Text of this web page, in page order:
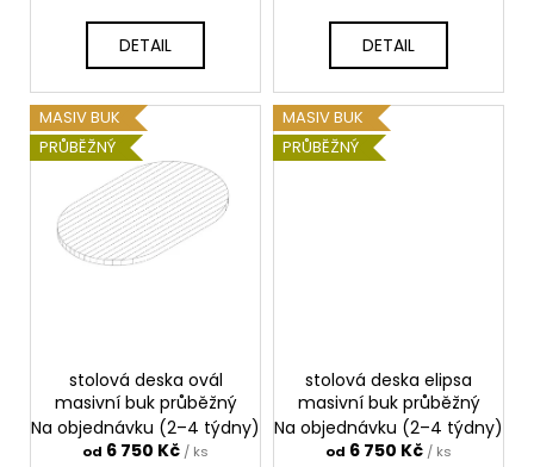
DETAIL DETAIL
MASIV BUK
PRŮBĚŽNÝ
stolová deska ovál
masivní buk průběžný
Na objednávku (2–4 týdny)
od 6 750 Kč / ks
MASIV BUK
PRŮBĚŽNÝ
stolová deska elipsa
masivní buk průběžný
Na objednávku (2–4 týdny)
od 6 750 Kč / ks